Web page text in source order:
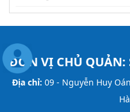
ĐƠN VỊ CHỦ QUẢN:
Địa chỉ: 09 - Nguyễn Huy